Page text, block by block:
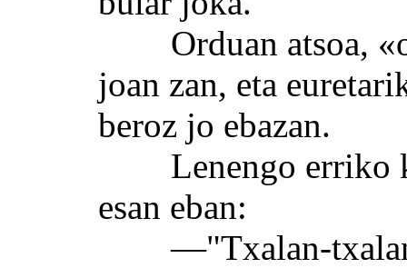
Orduan atsoa,
joan zan, eta
beroz jo ebazan.
Lenengo erriko
esan eban:
—"Txalan-txalan,